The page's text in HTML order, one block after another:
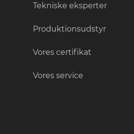
Tekniske eksperter
Produktionsudstyr
Vores certifikat
Vores service